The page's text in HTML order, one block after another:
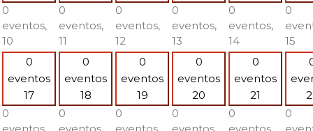
0
eventos,
10
0
eventos,
11
0
eventos,
12
0
eventos,
13
0
eventos,
14
0
15
0
eventos
17
0
0
eventos
18
0
0
eventos
19
0
0
eventos
20
0
0
eventos
21
0
0